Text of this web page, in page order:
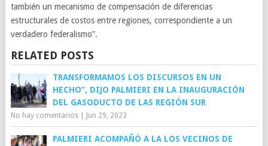
también un mecanismo de compensación de diferencias
estructurales de costos entre regiones, correspondiente a un
verdadero federalismo”.
RELATED POSTS
TRANSFORMAMOS LOS DISCURSOS EN UN
HECHO”, DIJO PALMIERI EN LA INAUGURACIÓN
DEL GASODUCTO DE LAS REGIÓN SUR
No hay comentarios| Jun 29, 2023
PALMIERI ACOMPAÑÓ A LA LOS VECINOS DE